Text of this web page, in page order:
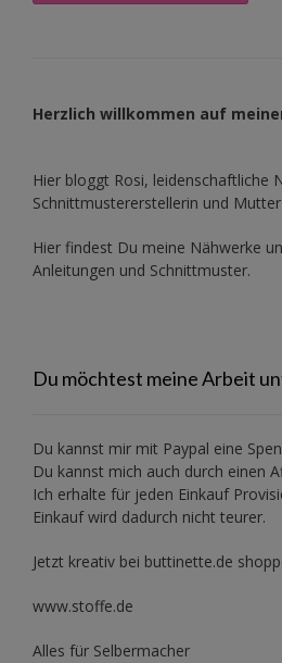
Herzlich willkommen auf
Hier bloggt Rosi, leidenschaftliche
Schnittmustererstellerin und
Hier findest Du meine Nähwerke
Anleitungen und Schnittmuster.
Du möchtest meine Arbeit
Du kannst mir mit Paypal eine
Du kannst mich auch durch einen
Ich erhalte für jeden Einkauf
Einkauf wird dadurch nicht teurer.
Jetzt kreativ bei buttinette.de
www.stoffe.de
Alles für Selbermacher